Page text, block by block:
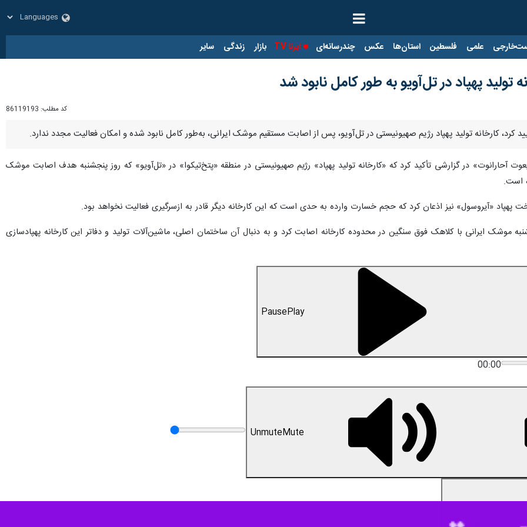
علمی فلسطین استان‌ها عکس چندرسانه‌ای ایرنا TV بازار زندگی سایر
پهپاد در تل‌آویو به طور کامل نابود شد
کد مطلب: 86119193
کرد، کارخانه تولید پهپاد رژیم صهیونیستی در تل‌آویو، پس از اصابت مستقیم موشک ایرانی، به‌طور کامل نابود شده و امکان فعالیت مجدد ندارد.
آحارانوت» در گزارشی تأکید کرد که «کارخانه تولید پهپاد» رژیم صهیونیستی در منطقه «پتخ‌تیکوا» در «تل‌آویو» که روز پنجشنبه هدف اصابت موشک
است.
پهپاد «آیروسول» نیز اذعان کرد که حجم خسارت وارده به حدی است که این کارخانه دیگر قادر به ازسرگیری فعالیت نخواهد بود.
موشک ایرانی با کلاهک فوق سنگین در محدوده کارخانه اصابت کرد و به دنبال آن ساختمان اصلی، ماشین‌آلات تولید و دفاتر این کارخانه پهپادسازی